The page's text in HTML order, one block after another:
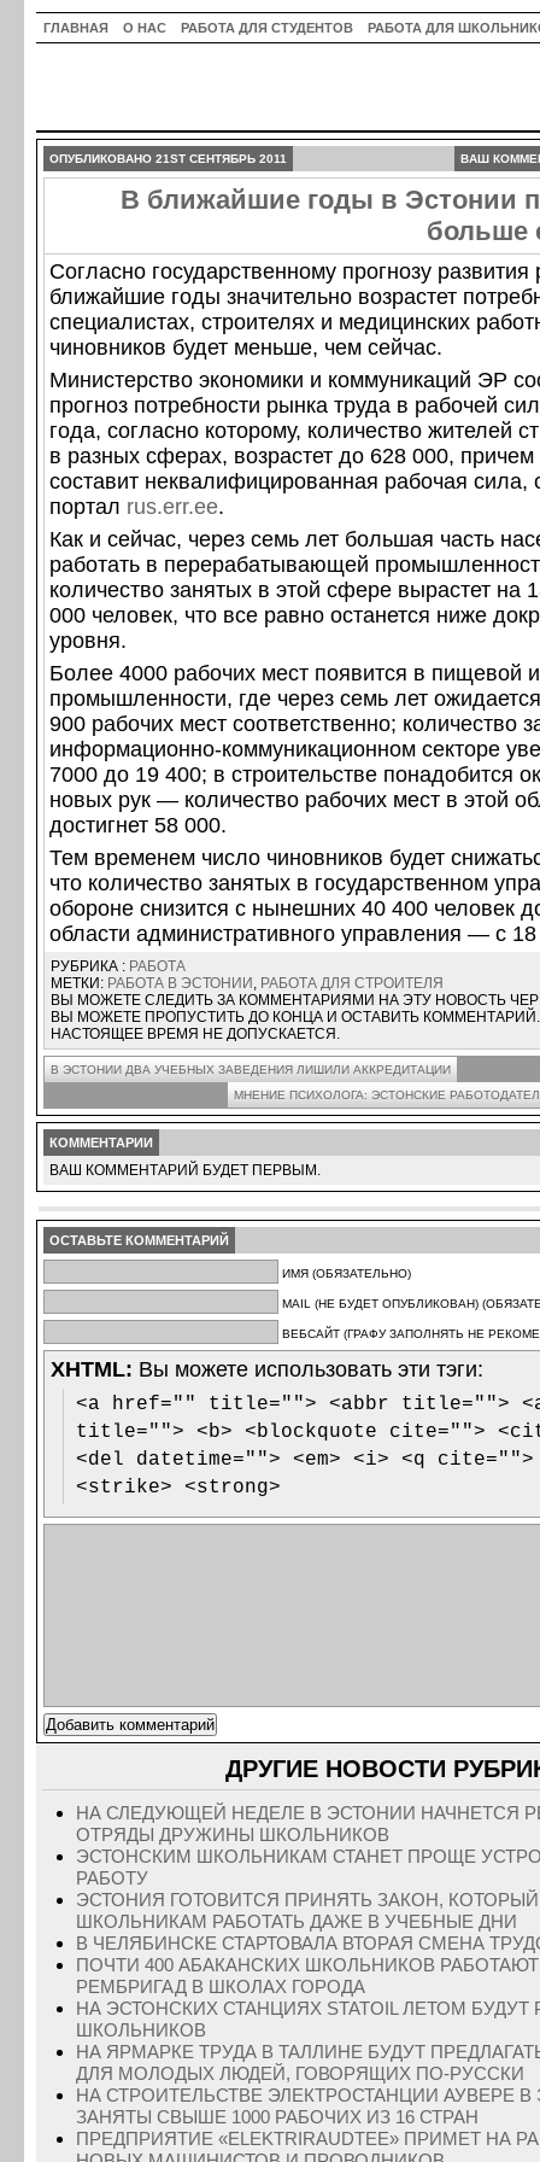
ГЛАВНАЯ О НАС РАБОТА ДЛЯ СТУДЕНТОВ РАБОТА ДЛЯ
ОПУБЛИКОВАНО 21ST СЕНТЯБРЬ 2011 ВАШ
В ближайшие годы в Эстонии
больше
Согласно государственному прогнозу развития
ближайшие годы значительно возрастет
специалистах, строителях и медицинских
чиновников будет меньше, чем сейчас.
Министерство экономики и коммуникаций ЭР
прогноз потребности рынка труда в рабочей
года, согласно которому, количество жителей
в разных сферах, возрастет до 628 000, причем
составит неквалифицированная рабочая сила,
портал rus.err.ee.
Как и сейчас, через семь лет большая часть
работать в перерабатывающей
количество занятых в этой сфере вырастет на
000 человек, что все равно останется ниже
уровня.
Более 4000 рабочих мест появится в пищевой
промышленности, где через семь лет
900 рабочих мест соответственно; количество
информационно-коммуникационном секторе
7000 до 19 400; в строительстве понадобится
новых рук — количество рабочих мест в этой
достигнет 58 000.
Тем временем число чиновников будет
что количество занятых в государственном
обороне снизится с нынешних 40 400 человек
области административного управления — с
РУБРИКА : РАБОТА
МЕТКИ: РАБОТА В ЭСТОНИИ , РАБОТА ДЛЯ СТРОИТЕЛЯ
ВЫ МОЖЕТЕ СЛЕДИТЬ ЗА КОММЕНТАРИЯМИ НА ЭТУ НОВОСТЬ
ВЫ МОЖЕТЕ ПРОПУСТИТЬ ДО КОНЦА И ОСТАВИТЬ
НАСТОЯЩЕЕ ВРЕМЯ НЕ ДОПУСКАЕТСЯ.
В ЭСТОНИИ ДВА УЧЕБНЫХ ЗАВЕДЕНИЯ ЛИШИЛИ АККРЕДИТАЦИИ
МНЕНИЕ ПСИХОЛОГА: ЭСТОНСКИЕ
КОММЕНТАРИИ
ВАШ КОММЕНТАРИЙ БУДЕТ ПЕРВЫМ.
ОСТАВЬТЕ КОММЕНТАРИЙ
ИМЯ (ОБЯЗАТЕЛЬНО)
MAIL (НЕ БУДЕТ ОПУБЛИКОВАН)
ВЕБСАЙТ (ГРАФУ ЗАПОЛНЯТЬ НЕ
XHTML: Вы можете использовать эти тэги:
<a href="" title=""> <abbr title="">
title=""> <b> <blockquote cite="">
<del datetime=""> <em> <i> <q cite="">
<strike> <strong>
ДРУГИЕ НОВОСТИ
НА СЛЕДУЮЩЕЙ НЕДЕЛЕ В ЭСТОНИИ НАЧНЕТСЯ
ОТРЯДЫ ДРУЖИНЫ ШКОЛЬНИКОВ
ЭСТОНСКИМ ШКОЛЬНИКАМ СТАНЕТ ПРОЩЕ
РАБОТУ
ЭСТОНИЯ ГОТОВИТСЯ ПРИНЯТЬ ЗАКОН,
ШКОЛЬНИКАМ РАБОТАТЬ ДАЖЕ В УЧЕБНЫЕ ДНИ
В ЧЕЛЯБИНСКЕ СТАРТОВАЛА ВТОРАЯ СМЕНА
ПОЧТИ 400 АБАКАНСКИХ ШКОЛЬНИКОВ
РЕМБРИГАД В ШКОЛАХ ГОРОДА
НА ЭСТОНСКИХ СТАНЦИЯХ STATOIL ЛЕТОМ БУДУТ
ШКОЛЬНИКОВ
НА ЯРМАРКЕ ТРУДА В ТАЛЛИНЕ БУДУТ
ДЛЯ МОЛОДЫХ ЛЮДЕЙ, ГОВОРЯЩИХ ПО-РУССКИ
НА СТРОИТЕЛЬСТВЕ ЭЛЕКТРОСТАНЦИИ АУВЕРЕ
ЗАНЯТЫ СВЫШЕ 1000 РАБОЧИХ ИЗ 16 СТРАН
ПРЕДПРИЯТИЕ «ELEKTRIRAUDTEE» ПРИМЕТ НА